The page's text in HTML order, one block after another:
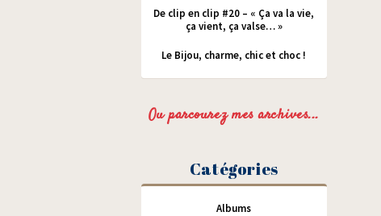
De clip en clip #20 – « Ça va la vie,
ça vient, ça valse… »
Le Bijou, charme, chic et choc !
Ou parcourez mes archives...
Catégories
Albums